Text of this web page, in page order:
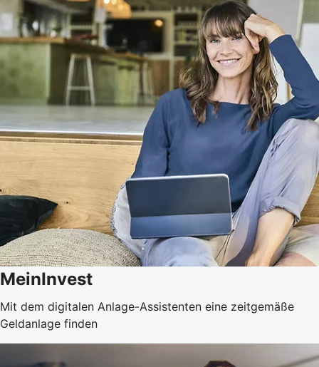
MeinInvest
Mit dem digitalen Anlage-Assistenten eine zeitgemäße
Geldanlage finden